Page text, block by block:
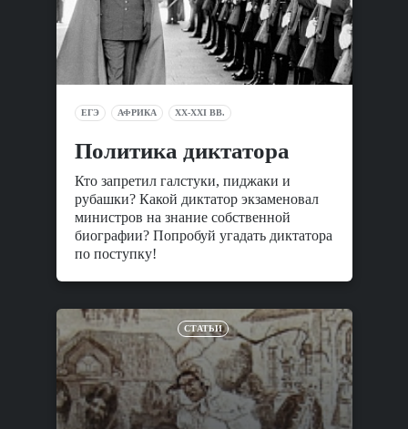
ЕГЭ АФРИКА XX-XXI ВВ.
Политика диктатора
Кто запретил галстуки, пиджаки и
рубашки? Какой диктатор экзаменовал
министров на знание собственной
биографии? Попробуй угадать диктатора
по поступку!
СТАТЬИ